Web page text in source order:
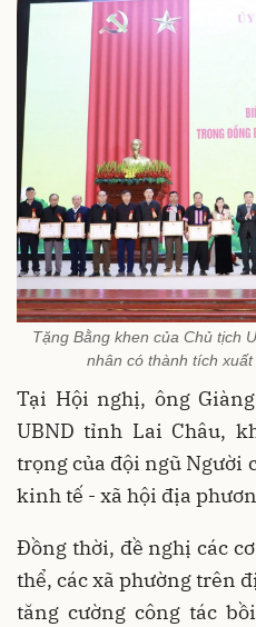
Tặng Bằng khen của Chủ tịch
nhân có thành tích
Tại Hội nghị, ông
UBND tỉnh Lai Châu,
trọng của đội ngũ Người
kinh tế - xã hội địa
Đồng thời, đề nghị các
thể, các xã phường trên
tăng cường công tác